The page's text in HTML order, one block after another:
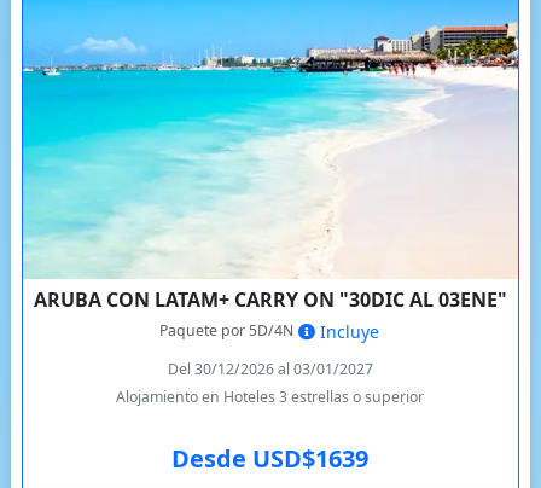
ARUBA CON LATAM+ CARRY ON "30DIC AL 03ENE"
Paquete por 5D/4N Incluye
Del 30/12/2026 al 03/01/2027
Alojamiento en Hoteles 3 estrellas o superior
Desde USD$1639